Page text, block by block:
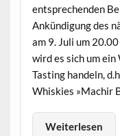
entsprechenden
Ankündigung des
am 9. Juli um
wird es sich um
Tasting handeln,
Whiskies »Machir
Weiterlesen